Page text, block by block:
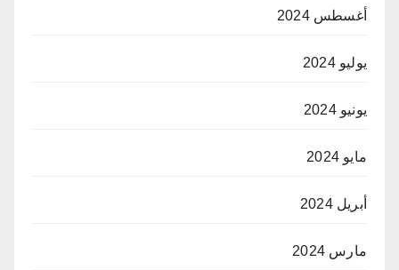
أغسطس 2024
يوليو 2024
يونيو 2024
مايو 2024
أبريل 2024
مارس 2024